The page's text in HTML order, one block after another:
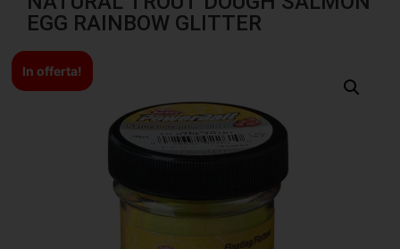
EGG RAINBOW GLITTER
In offerta!